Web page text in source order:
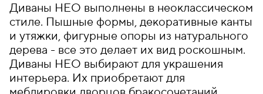
Диваны НЕО выполнены в неоклассическом
стиле. Пышные формы, декоративные канты
и утяжки, фигурные опоры из натурального
дерева - все это делает их вид роскошным.
Диваны НЕО выбирают для украшения
интерьера. Их приобретают для